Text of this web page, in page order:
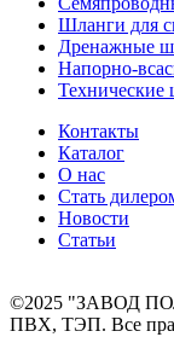
Шланги для
Дренажные
Напорно-
Технические
Контакты
Каталог
О нас
Стать
Новости
Статьи
©2025 "ЗАВОД
ПВХ, ТЭП. Все